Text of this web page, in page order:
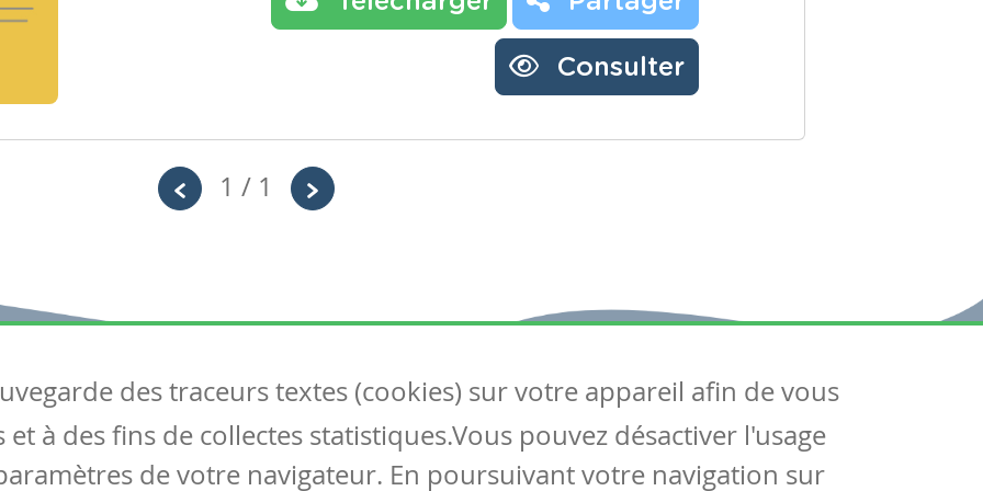
Consulter
1 / 1
Articles
Tous les articles
Articles DYS
Suivez-nous
Contactez-nous
Soutien scolaire
des traceurs textes (cookies) sur votre appareil afin de vous
à des fins de collectes statistiques.Vous pouvez désactiver l'usage
de votre navigateur. En poursuivant votre navigation sur